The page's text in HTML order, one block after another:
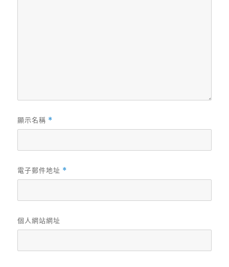
顯示名稱 *
電子郵件地址 *
個人網站網址